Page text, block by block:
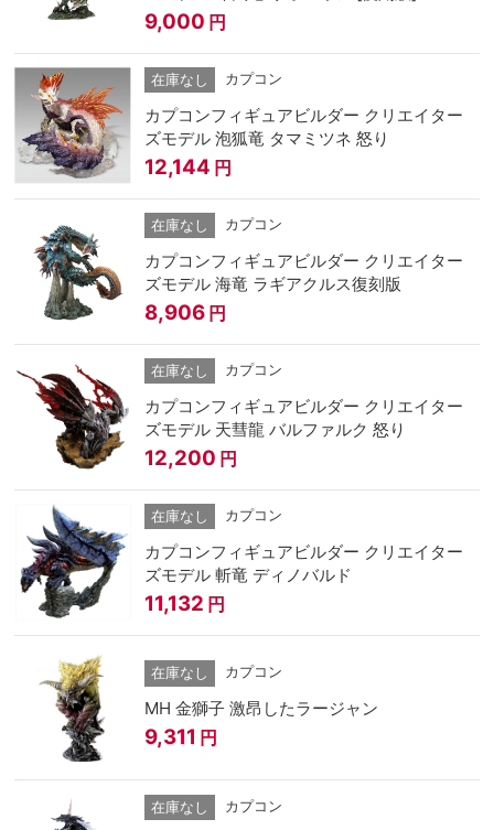
9,000 円
在庫なし カプコン
カプコンフィギュアビルダー クリエイター
ズモデル 泡狐竜 タマミツネ 怒り
12,144 円
在庫なし カプコン
カプコンフィギュアビルダー クリエイター
ズモデル 海竜 ラギアクルス復刻版
8,906 円
在庫なし カプコン
カプコンフィギュアビルダー クリエイター
ズモデル 天彗龍 バルファルク 怒り
12,200 円
在庫なし カプコン
カプコンフィギュアビルダー クリエイター
ズモデル 斬竜 ディノバルド
11,132 円
在庫なし カプコン
MH 金獅子 激昂したラージャン
9,311 円
在庫なし カプコン